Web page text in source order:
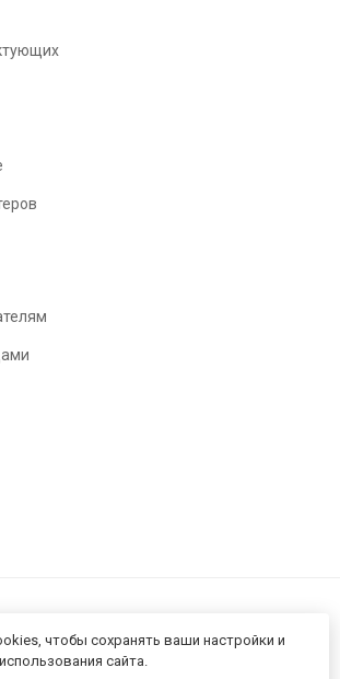
чтобы сохранять ваши настройки и
сайта.